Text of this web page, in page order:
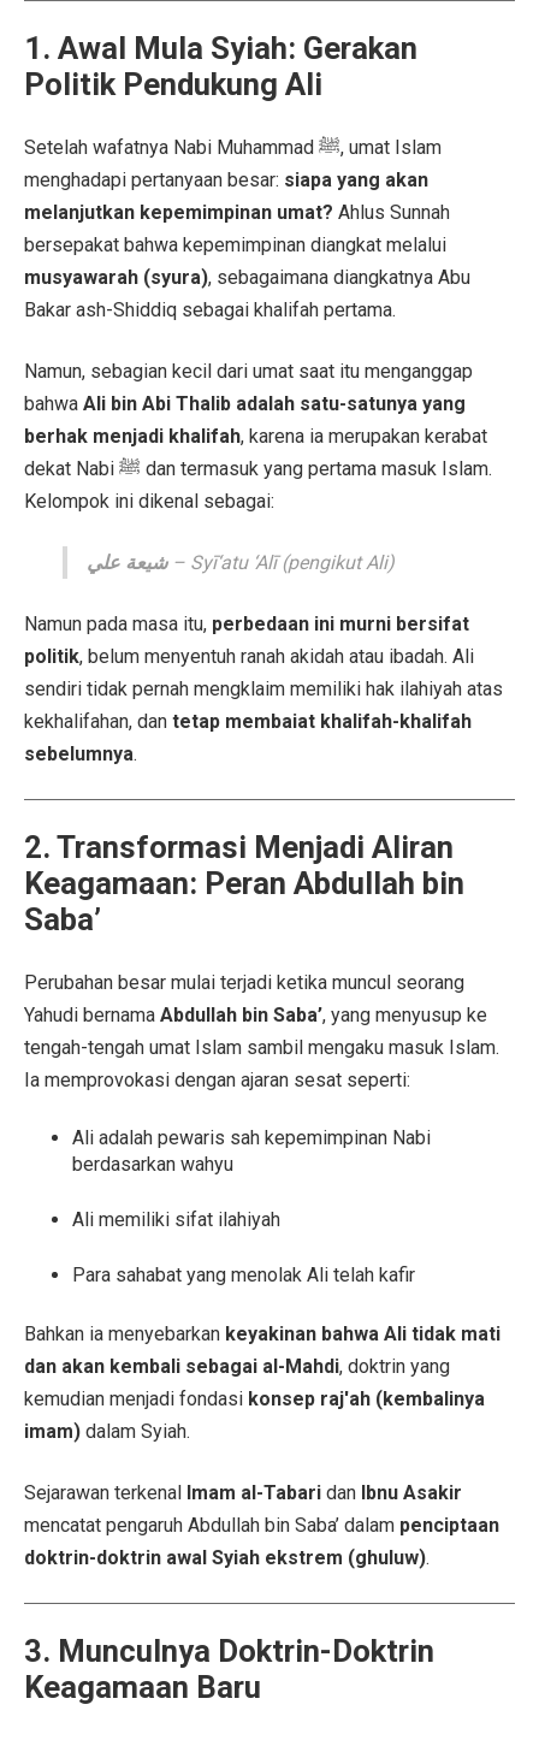
1. Awal Mula Syiah: Gerakan
Politik Pendukung Ali
Setelah wafatnya Nabi Muhammad ﷺ, umat Islam
menghadapi pertanyaan besar: siapa yang akan
melanjutkan kepemimpinan umat? Ahlus Sunnah
bersepakat bahwa kepemimpinan diangkat melalui
musyawarah (syura), sebagaimana diangkatnya Abu
Bakar ash-Shiddiq sebagai khalifah pertama.
Namun, sebagian kecil dari umat saat itu menganggap
bahwa Ali bin Abi Thalib adalah satu-satunya yang
berhak menjadi khalifah, karena ia merupakan kerabat
dekat Nabi ﷺ dan termasuk yang pertama masuk Islam.
Kelompok ini dikenal sebagai:
شيعة علي– Syī‘atu ‘Alī(pengikut Ali)
Namun pada masa itu, perbedaan ini murni bersifat
politik, belum menyentuh ranah akidah atau ibadah. Ali
sendiri tidak pernah mengklaim memiliki hak ilahiyah atas
kekhalifahan, dan tetap membaiat khalifah-khalifah
sebelumnya.
2. Transformasi Menjadi Aliran
Keagamaan: Peran Abdullah bin
Saba’
Perubahan besar mulai terjadi ketika muncul seorang
Yahudi bernama Abdullah bin Saba’, yang menyusup ke
tengah-tengah umat Islam sambil mengaku masuk Islam.
Ia memprovokasi dengan ajaran sesat seperti:
Ali adalah pewaris sah kepemimpinan Nabi
berdasarkan wahyu
Ali memiliki sifat ilahiyah
Para sahabat yang menolak Ali telah kafir
Bahkan ia menyebarkan keyakinan bahwa Ali tidak mati
dan akan kembali sebagai al-Mahdi, doktrin yang
kemudian menjadi fondasi konsep raj'ah (kembalinya
imam) dalam Syiah.
Sejarawan terkenal Imam al-Tabari dan Ibnu Asakir
mencatat pengaruh Abdullah bin Saba’ dalam penciptaan
doktrin-doktrin awal Syiah ekstrem (ghuluw).
3. Munculnya Doktrin-Doktrin
Keagamaan Baru